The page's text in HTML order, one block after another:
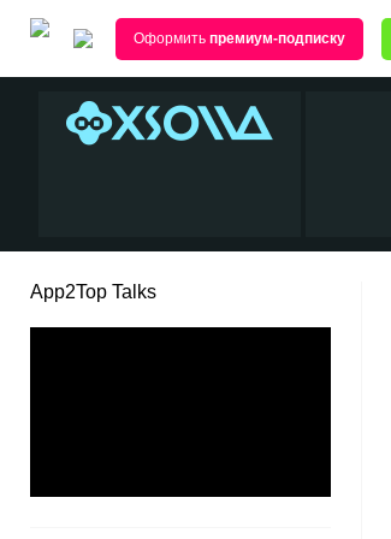
Оформить премиум-подписку
App2Top Talks